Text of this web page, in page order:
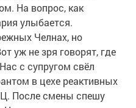
На вопрос, как
улыбается.
Челнах, но
уж не зря говорят, где
с супругом свёл
в цехе реактивных
После смены спешу